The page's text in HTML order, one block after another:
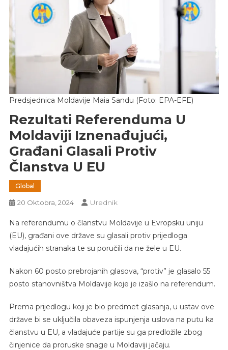
Predsjednica Moldavije Maia Sandu (Foto: EPA-EFE)
Rezultati Referenduma U
Moldaviji Iznenađujući,
Građani Glasali Protiv
Članstva U EU
Global
20 Oktobra, 2024 Urednik
Na referendumu o članstvu Moldavije u Evropsku uniju
(EU), građani ove države su glasali protiv prijedloga
vladajućih stranaka te su poručili da ne žele u EU.
Nakon 60 posto prebrojanih glasova, “protiv” je glasalo 55
posto stanovništva Moldavije koje je izašlo na referendum.
Prema prijedlogu koji je bio predmet glasanja, u ustav ove
države bi se uključila obaveza ispunjenja uslova na putu ka
članstvu u EU, a vladajuće partije su ga predložile zbog
činjenice da proruske snage u Moldaviji jačaju.